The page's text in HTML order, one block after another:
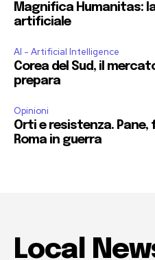
Magnifica Humanitas:
artificiale
AI - Artificial Intelligence
Corea del Sud, il
prepara
Opinioni
Orti e resistenza.
Roma in guerra
Local